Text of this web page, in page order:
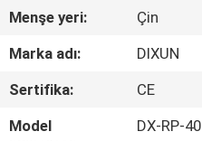
SG
GÖSTERISI
HAKKIMIZDA
Menşe yeri:
Çin
Marka adı:
DIXUN
Sertifika:
CE
Model
DX-RP-40